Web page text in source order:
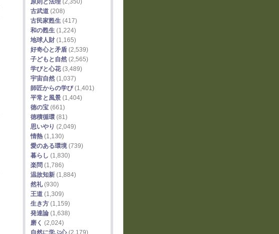
原則と法理 (2,350)
古武道 (208)
古民家甦生 (417)
和の甦生 (1,224)
地球人財 (1,165)
好奇心と矛盾 (2,539)
子どもと自然 (2,565)
学びと心花(3,489)
宇宙自然 (1,037)
師匠からの学び(1,401)
平常と風景 (1,404)
徳の宝 (661)
徳積循環 (81)
思いやり (2,049)
情熱 (1,130)
愛のある環境 (739)
暮らし (1,830)
楽問 (1,786)
温故知新 (1,884)
然礼(930)
王道 (1,309)
生き方 (1,159)
発達論 (1,638)
磨く (2,024)